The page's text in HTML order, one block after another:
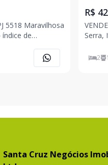
de
estratégico do
R$
VENDE-SE CASA! Creci PJ 5518
Serra, Itabirito/
2
Santa Cruz Negócios